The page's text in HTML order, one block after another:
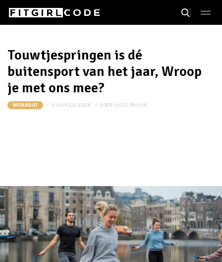
Touwtjespringen is dé
buitensport van het jaar, Wroop
je met ons mee?
WORKOUT 5 JAAR GELEDEN DOOR JULES-PRUIJN